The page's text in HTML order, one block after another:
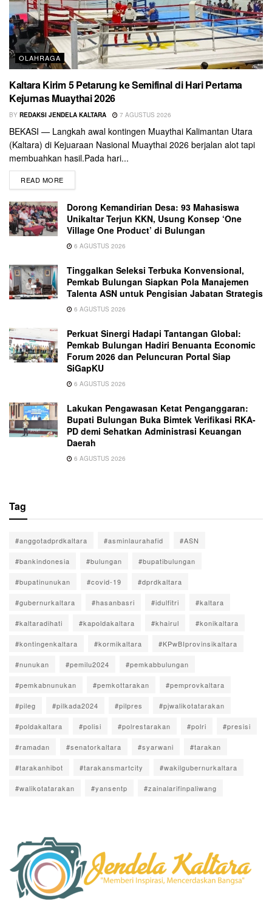
OLAHRAGA
Kaltara Kirim 5 Petarung ke Semifinal di Hari Pertama
Kejurnas Muaythai 2026
BY REDAKSI JENDELA KALTARA 7 AGUSTUS 2026
BEKASI — Langkah awal kontingen Muaythai Kalimantan Utara
(Kaltara) di Kejuaraan Nasional Muaythai 2026 berjalan alot tapi
membuahkan hasil.Pada hari...
READ MORE
Dorong Kemandirian Desa: 93 Mahasiswa
Unikaltar Terjun KKN, Usung Konsep ‘One
Village One Product’ di Bulungan
6 AGUSTUS 2026
Tinggalkan Seleksi Terbuka Konvensional,
Pemkab Bulungan Siapkan Pola Manajemen
Talenta ASN untuk Pengisian Jabatan Strategis
6 AGUSTUS 2026
Perkuat Sinergi Hadapi Tantangan Global:
Pemkab Bulungan Hadiri Benuanta Economic
Forum 2026 dan Peluncuran Portal Siap
SiGapKU
6 AGUSTUS 2026
Lakukan Pengawasan Ketat Penganggaran:
Bupati Bulungan Buka Bimtek Verifikasi RKA-
PD demi Sehatkan Administrasi Keuangan
Daerah
6 AGUSTUS 2026
Tag
#anggotadprdkaltara #asminlaurahafid #ASN
#bankindonesia #bulungan #bupatibulungan
#bupatinunukan #covid-19 #dprdkaltara
#gubernurkaltara #hasanbasri #idulfitri #kaltara
#kaltaradihati #kapoldakaltara #khairul #konikaltara
#kontingenkaltara #kormikaltara #KPwBIprovinsikaltara
#nunukan #pemilu2024 #pemkabbulungan
#pemkabnunukan #pemkottarakan #pemprovkaltara
#pileg #pilkada2024 #pilpres #pjwalikotatarakan
#poldakaltara #polisi #polrestarakan #polri #presisi
#ramadan #senatorkaltara #syarwani #tarakan
#tarakanhibot #tarakansmartcity #wakilgubernurkaltara
#walikotatarakan #yansentp #zainalarifinpaliwang